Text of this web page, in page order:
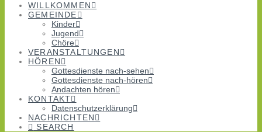
WILLKOMMEN
GEMEINDE
Kinder
Jugend
Chöre
VERANSTALTUNGEN
HÖREN
Gottesdienste nach-sehen
Gottesdienste nach-hören
Andachten hören
KONTAKT
Datenschutzerklärung
NACHRICHTEN
SEARCH